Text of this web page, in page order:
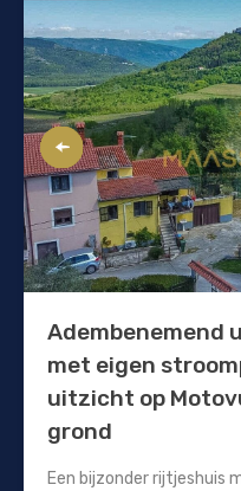
Adembenemend
met eigen
uitzicht op
grond
Een bijzonder rijtjeshuis